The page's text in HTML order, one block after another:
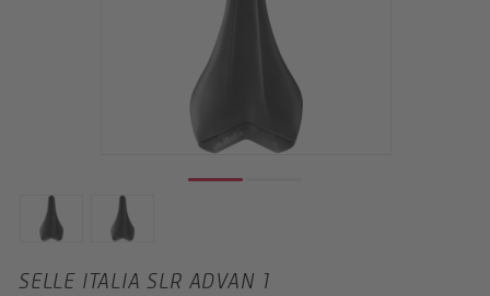
SELLE ITALIA SLR ADVAN 1